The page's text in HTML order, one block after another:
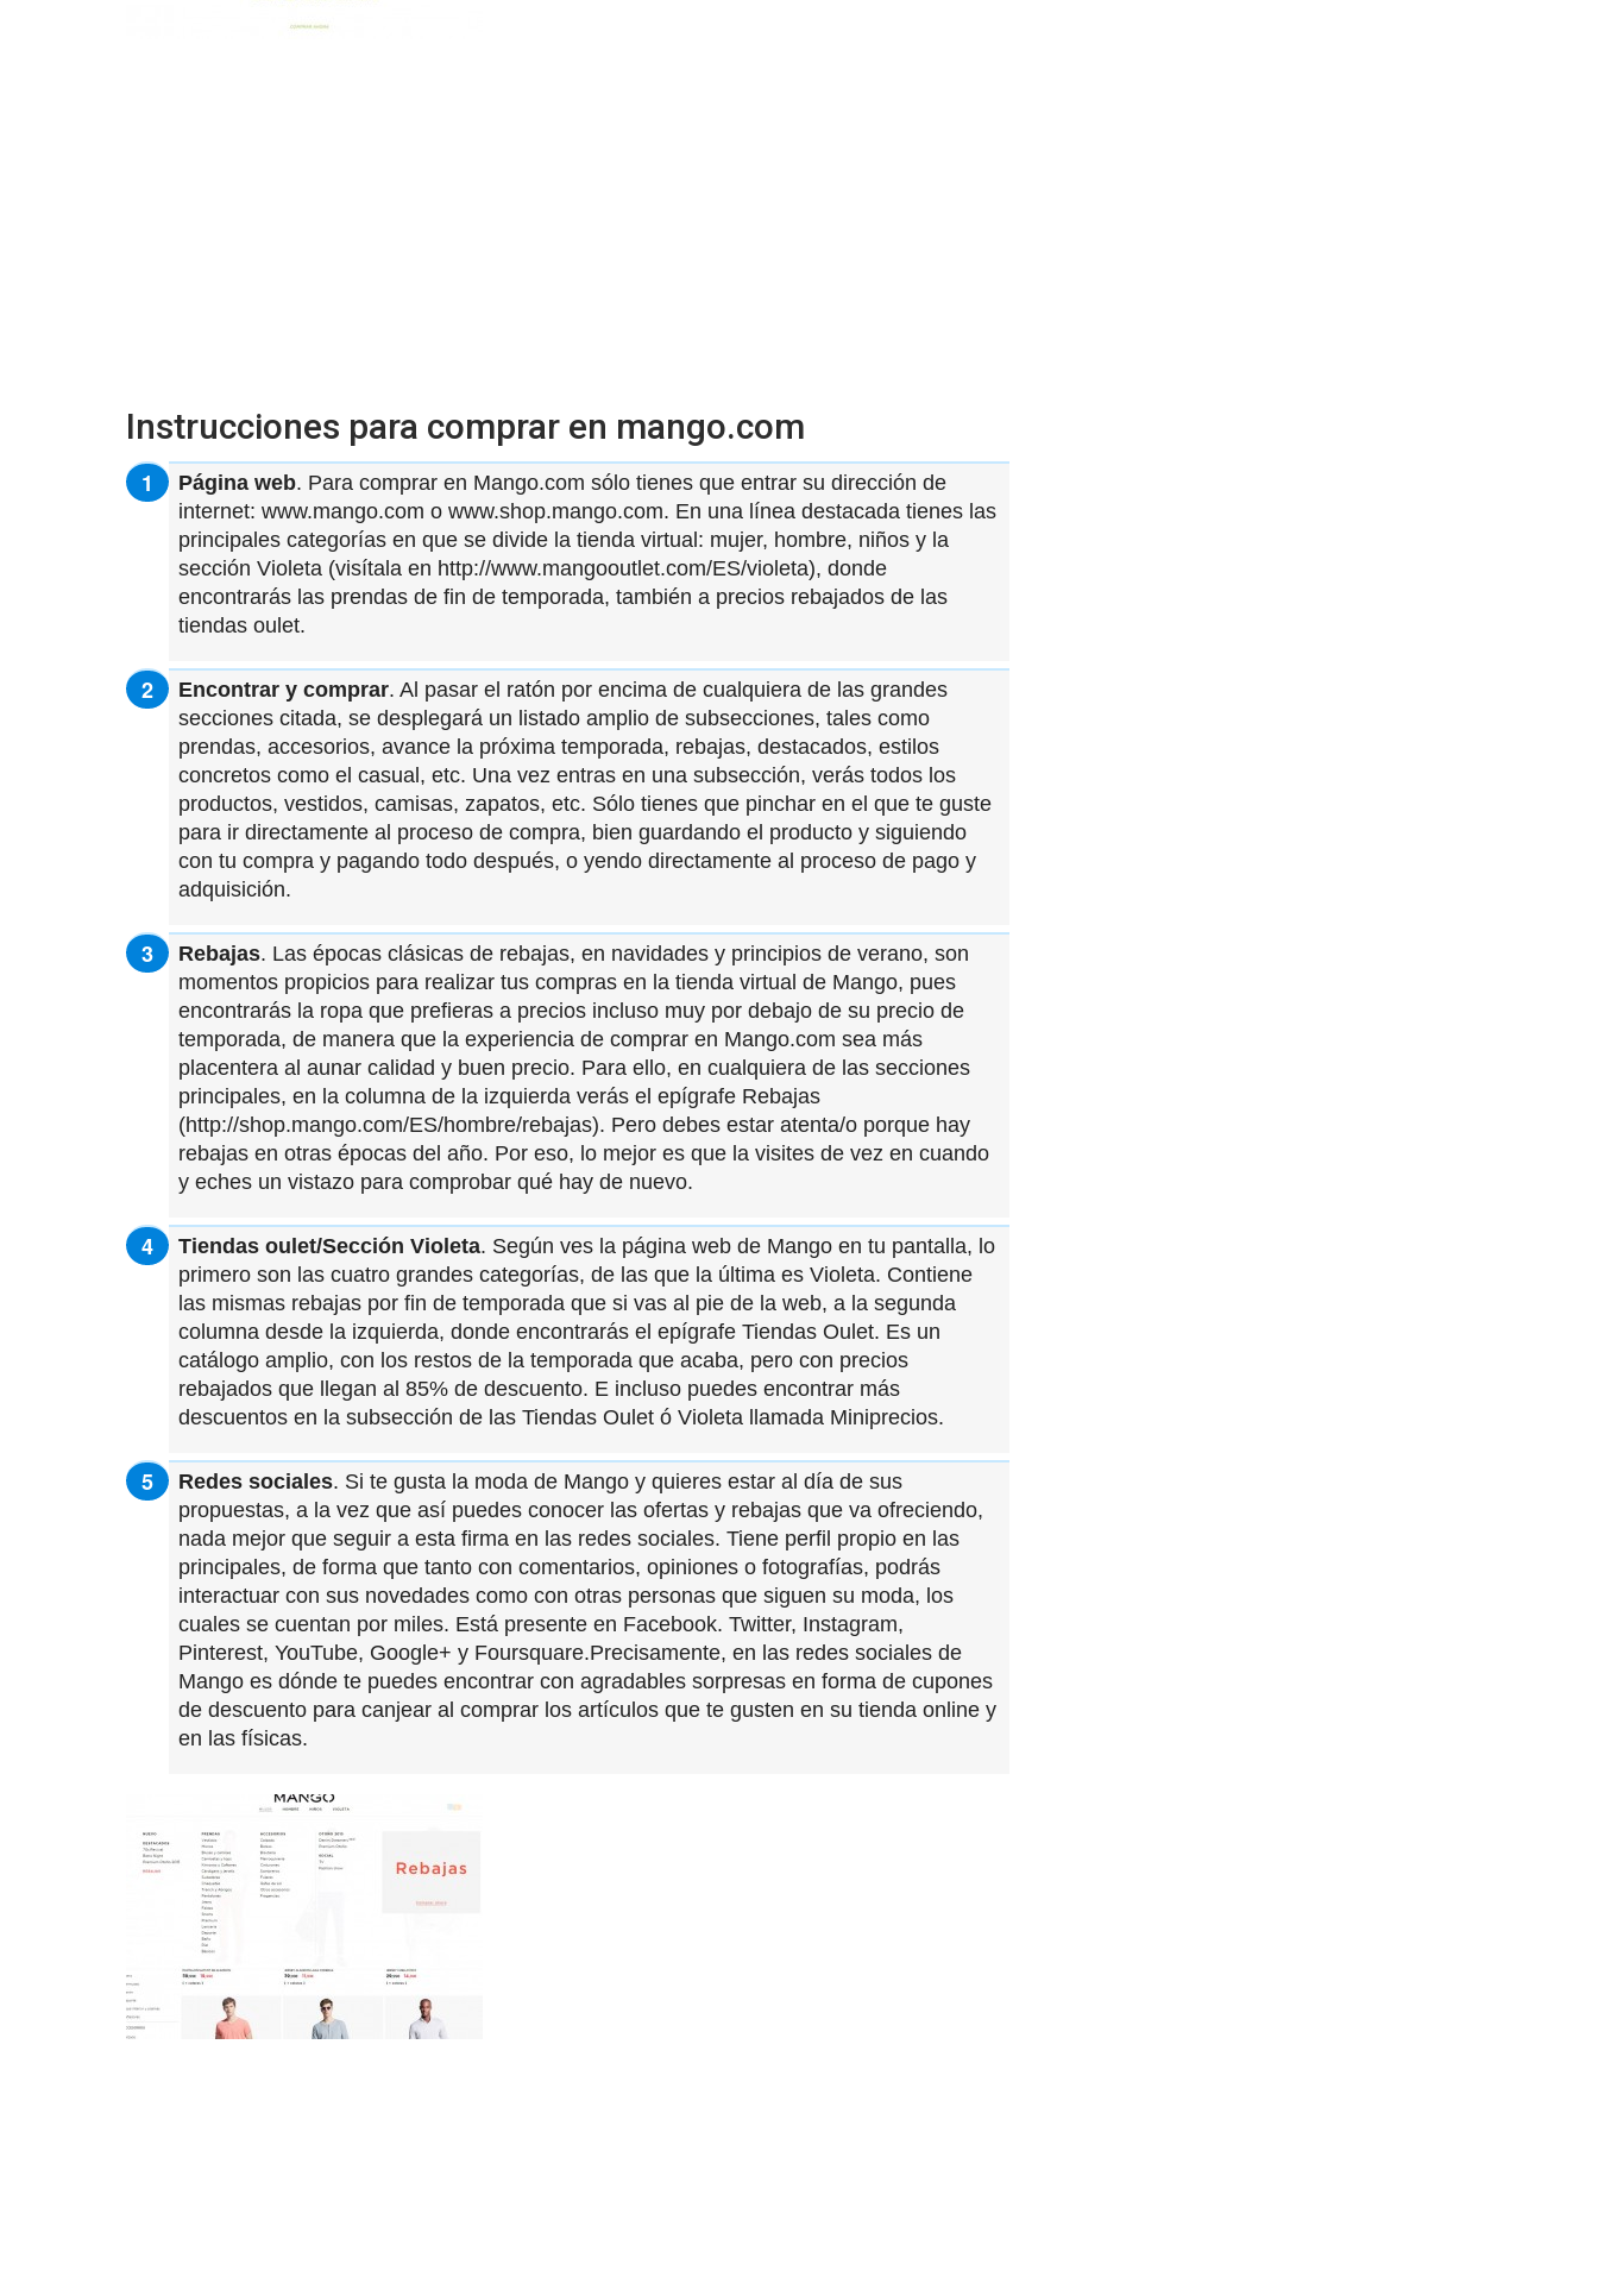
Instrucciones para comprar en mango.com
Página web. Para comprar en Mango.com sólo tienes que entrar su dirección de
internet: www.mango.com o www.shop.mango.com. En una línea destacada tienes las
principales categorías en que se divide la tienda virtual: mujer, hombre, niños y la
sección Violeta (visítala en http://www.mangooutlet.com/ES/violeta), donde
encontrarás las prendas de fin de temporada, también a precios rebajados de las
tiendas oulet.
Encontrar y comprar. Al pasar el ratón por encima de cualquiera de las grandes
secciones citada, se desplegará un listado amplio de subsecciones, tales como
prendas, accesorios, avance la próxima temporada, rebajas, destacados, estilos
concretos como el casual, etc. Una vez entras en una subsección, verás todos los
productos, vestidos, camisas, zapatos, etc. Sólo tienes que pinchar en el que te guste
para ir directamente al proceso de compra, bien guardando el producto y siguiendo
con tu compra y pagando todo después, o yendo directamente al proceso de pago y
adquisición.
Rebajas. Las épocas clásicas de rebajas, en navidades y principios de verano, son
momentos propicios para realizar tus compras en la tienda virtual de Mango, pues
encontrarás la ropa que prefieras a precios incluso muy por debajo de su precio de
temporada, de manera que la experiencia de comprar en Mango.com sea más
placentera al aunar calidad y buen precio. Para ello, en cualquiera de las secciones
principales, en la columna de la izquierda verás el epígrafe Rebajas
(http://shop.mango.com/ES/hombre/rebajas). Pero debes estar atenta/o porque hay
rebajas en otras épocas del año. Por eso, lo mejor es que la visites de vez en cuando
y eches un vistazo para comprobar qué hay de nuevo.
Tiendas oulet/Sección Violeta. Según ves la página web de Mango en tu pantalla, lo
primero son las cuatro grandes categorías, de las que la última es Violeta. Contiene
las mismas rebajas por fin de temporada que si vas al pie de la web, a la segunda
columna desde la izquierda, donde encontrarás el epígrafe Tiendas Oulet. Es un
catálogo amplio, con los restos de la temporada que acaba, pero con precios
rebajados que llegan al 85% de descuento. E incluso puedes encontrar más
descuentos en la subsección de las Tiendas Oulet ó Violeta llamada Miniprecios.
Redes sociales. Si te gusta la moda de Mango y quieres estar al día de sus
propuestas, a la vez que así puedes conocer las ofertas y rebajas que va ofreciendo,
nada mejor que seguir a esta firma en las redes sociales. Tiene perfil propio en las
principales, de forma que tanto con comentarios, opiniones o fotografías, podrás
interactuar con sus novedades como con otras personas que siguen su moda, los
cuales se cuentan por miles. Está presente en Facebook. Twitter, Instagram,
Pinterest, YouTube, Google+ y Foursquare.Precisamente, en las redes sociales de
Mango es dónde te puedes encontrar con agradables sorpresas en forma de cupones
de descuento para canjear al comprar los artículos que te gusten en su tienda online y
en las físicas.